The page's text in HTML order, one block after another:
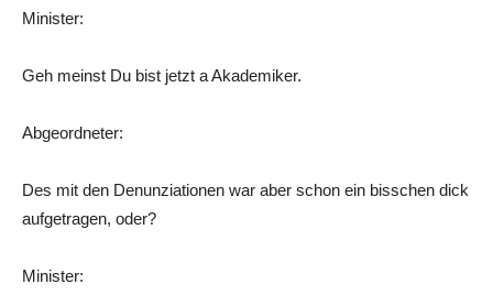
Minister:
Geh meinst Du bist jetzt a Akademiker.
Abgeordneter:
Des mit den Denunziationen war aber schon ein bisschen dick
aufgetragen, oder?
Minister: